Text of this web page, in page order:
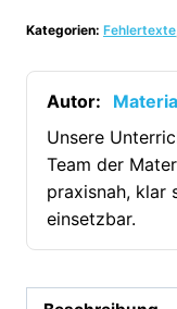
Ostern
[Digital]
Menge
Kategorien: Fehlertexte
Autor:
Unsere
Team der
praxisnah, klar
einsetzbar.